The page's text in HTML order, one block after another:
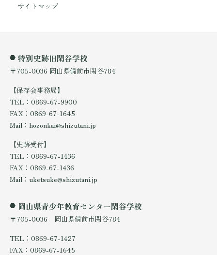
サイトマップ
特別史跡旧閑谷学校
〒705-0036 岡山県備前市閑谷784
【保存会事務局】
TEL：0869-67-9900
FAX：0869-67-1645
Mail：hozonkai@shizutani.jp
【史跡受付】
TEL：0869-67-1436
FAX：0869-67-1436
Mail：uketsuke@shizutani.jp
岡山県青少年教育センター閑谷学校
〒705-0036 岡山県備前市閑谷784
TEL：0869-67-1427
FAX：0869-67-1645